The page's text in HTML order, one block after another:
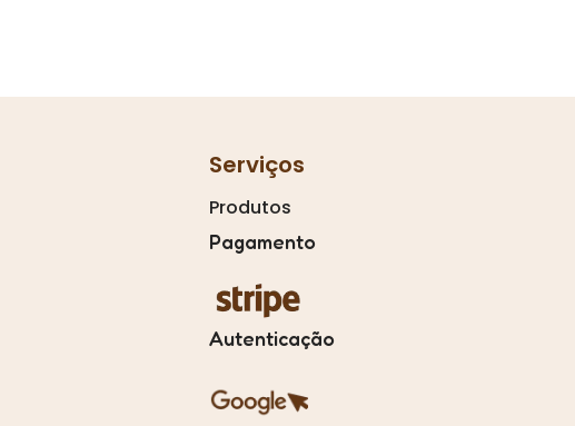
Serviços
Produtos
Pagamento
Autenticação